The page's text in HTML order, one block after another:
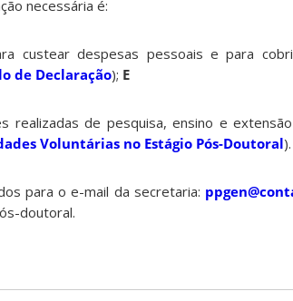
necessária é:
despesas pessoais e para
de Declaração); E
de pesquisa, ensino e extensão
Voluntárias no Estágio Pós-Doutoral).
para o e-mail da secretaria:
doutoral.